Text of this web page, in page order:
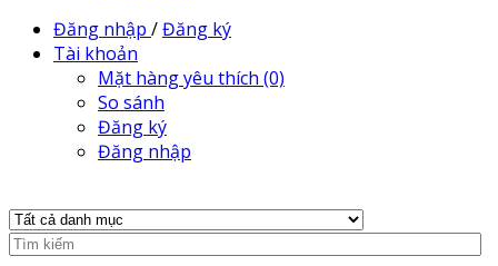
Đăng nhập /Đăng ký
Tài khoản
Mặt hàng yêu thích (0)
So sánh
Đăng ký
Đăng nhập